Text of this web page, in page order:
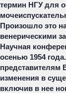
термин НГУ для
Произошло это
венерическими
Научная
осенью 1954
представителям
изменения в
включив в нее